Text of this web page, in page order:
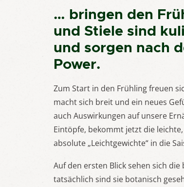
… bringen den
und Stiele sind
und sorgen nach
Power.
Zum Start in den Frühling freuen
macht sich breit und ein neues
auch Auswirkungen auf unsere
Eintöpfe, bekommt jetzt die
absolute „Leichtgewichte“ in die
Auf den ersten Blick sehen sich
tatsächlich sind sie botanisch